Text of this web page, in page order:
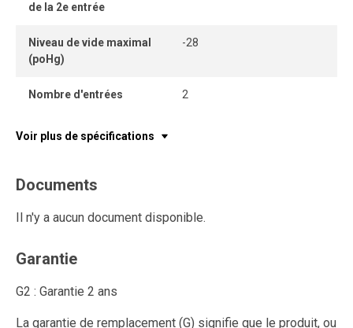
de la 2e entrée
Niveau de vide maximal
(poHg)
-28
Nombre d'entrées 2
Voir plus de spécifications
Documents
Il n'y a aucun document disponible.
Garantie
G2 : Garantie 2 ans
La garantie de remplacement (G) signifie que le produit, ou